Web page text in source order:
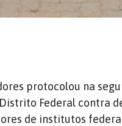
protocolou na
Federal contra
de institutos